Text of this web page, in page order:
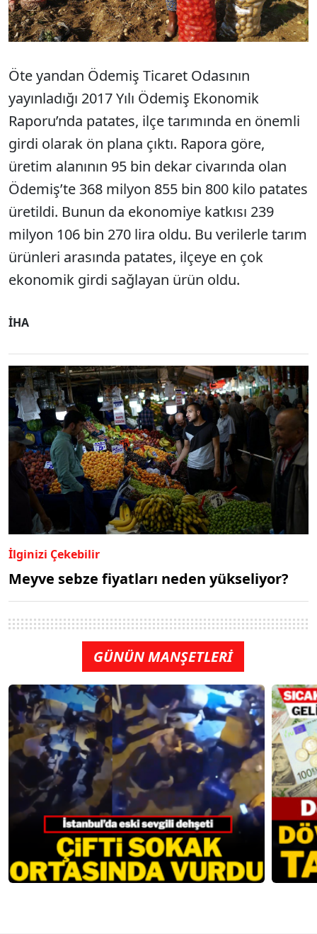
Öte yandan Ödemiş Ticaret Odasının
yayınladığı 2017 Yılı Ödemiş Ekonomik
Raporu’nda patates, ilçe tarımında en önemli
girdi olarak ön plana çıktı. Rapora göre,
üretim alanının 95 bin dekar civarında olan
Ödemiş’te 368 milyon 855 bin 800 kilo patates
üretildi. Bunun da ekonomiye katkısı 239
milyon 106 bin 270 lira oldu. Bu verilerle tarım
ürünleri arasında patates, ilçeye en çok
ekonomik girdi sağlayan ürün oldu.
İHA
İlginizi Çekebilir
Meyve sebze fiyatları neden yükseliyor?
GÜNÜN MANŞETLERİ